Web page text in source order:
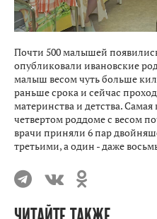
Почти 500 малышей
опубликовали ивановские
малыш весом чуть больше
раньше срока и сейчас
материнства и детства.
четвертом роддоме с весом
врачи приняли 6 пар
третьими, а один - даже